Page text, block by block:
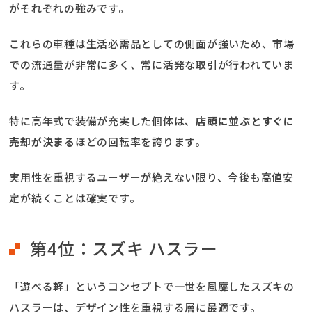
がそれぞれの強みです。
これらの車種は生活必需品としての側面が強いため、市場
での流通量が非常に多く、常に活発な取引が行われていま
す。
特に高年式で装備が充実した個体は、店頭に並ぶとすぐに
売却が決まる ほどの回転率を誇ります。
実用性を重視するユーザーが絶えない限り、今後も高値安
定が続くことは確実です。
第4位：スズキ ハスラー
「遊べる軽」というコンセプトで一世を風靡したスズキの
ハスラーは、デザイン性を重視する層に最適です。